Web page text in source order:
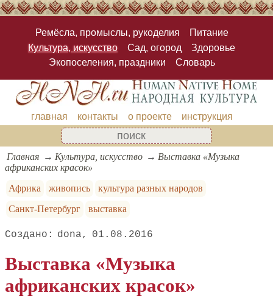
Ремёсла, промыслы, рукоделия
Питание
Культура, искусство
Сад, огород
Здоровье
Экопоселения, праздники
Словарь
главная контакты о проекте инструкция
Главная Культура, искусство
Выставка «Музыка
африканских красок»
Африка
живопись
культура разных народов
Санкт-Петербург
выставка
dona 01.08.2016
Выставка «Музыка
африканских красок»